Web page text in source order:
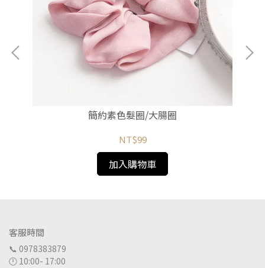
簡約素色髮圈/大腸圈
NT$99
加入購物車
客服時間
📞 0978383879
🕛 10:00- 17:00